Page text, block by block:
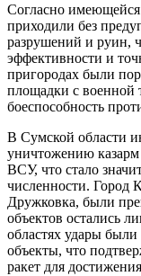
Согласно
приходили без
разрушений и руин,
эффективности и
пригородах были
площадки с военной
боеспособность
В Сумской области
уничтожению
ВСУ, что стало
численности. Город
Дружковка, были
объектов остались
областях удары
объекты, что
ракет для